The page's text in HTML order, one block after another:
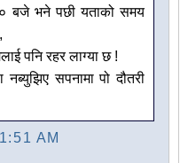
बजे भने पछी यताको समय
पनि रहर लाग्या छ !
सपनामा पो दौतरी
AM